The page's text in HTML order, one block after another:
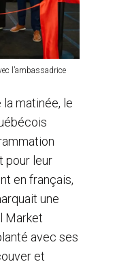
l’ambassadrice
matinée, le
pour leur
en français,
une
Market
avec ses
et